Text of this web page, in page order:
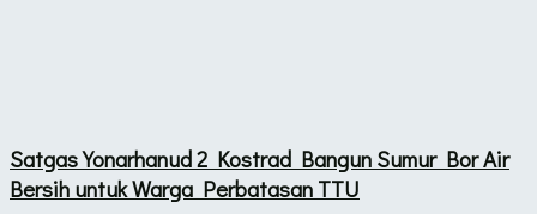
Satgas Yonarhanud 2 Kostrad Bangun Sumur Bor Air
Bersih untuk Warga Perbatasan TTU